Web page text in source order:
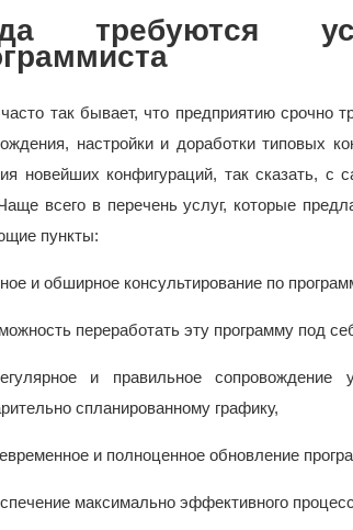
требуются
так бывает, что предприятию срочно
настройки и доработки типовых
новейших конфигураций, так сказать, с
всего в перечень услуг, которые
пункты:
и обширное консультирование по
переработать эту программу под
и правильное сопровождение
спланированному графику,
и полноценное обновление
максимально эффективного